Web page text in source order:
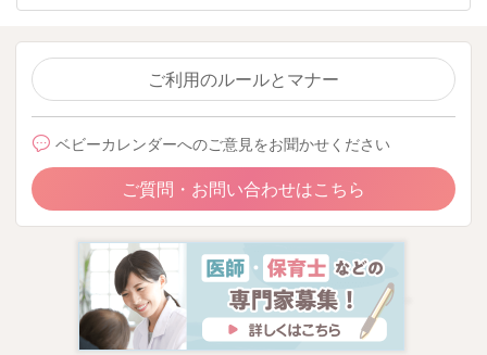
ご利用のルールとマナー
ベビーカレンダーへのご意見をお聞かせください
ご質問・お問い合わせはこちら